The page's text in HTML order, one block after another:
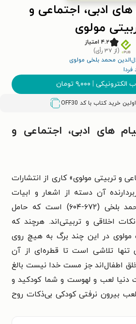
ادبی، اجتماعی و
مولوی
۴.۲ امتیاز
(از ۳۷ رأی)
محمد بلخی مولوی
فردا
الکترونیکی | ۹,۰۰۰ تومان
OFF30
های ادبی، اجتماعی و
و تربیتی مولوی» کاری از انتشارات
آن دسته از اشعار و ابیات
مولانا جلال الدین محمد بلخی (۶۷۲-۶۰۴) است که حامل
اخلاقی و تربیتی‌اند. هرچند که
مولوی در این چند برگ به هیچ روی
تنها تلاشی است تا قطره‌ای از آن
اطفال‌اند جز مست خدا نیست بالغ
دنیا لعب و لهوست و شما کودکید و
بیرون نرفتی کودکی بی‌ذکات روح